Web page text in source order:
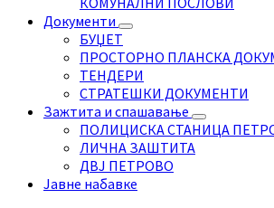
Документи
БУЏЕТ
ПРОСТОРНО ПЛАНСКА
ТЕНДЕРИ
СТРАТЕШКИ ДОКУМЕНТИ
Зажтита и спашавање
ПОЛИЦИСКА СТАНИЦА
ЛИЧНА ЗАШТИТА
ДВЈ ПЕТРОВО
Јавне набавке